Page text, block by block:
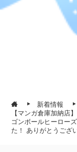
新着情報
【マンガ倉庫加納
ゴンボールヒーロー
た！ ありがとうござ